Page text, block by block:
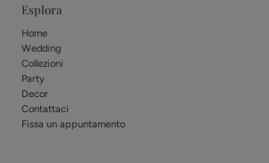
Esplora
Home
Wedding
Collezioni
Party
Decor
Contattaci
Fissa un appuntamento